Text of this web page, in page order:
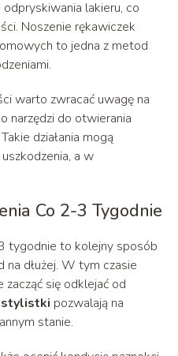
lakieru, co
Noszenie rękawiczek
to jedna z metod
warto zwracać uwagę na
narzędzi do otwierania
działania mogą
a w
Co 2-3 Tygodnie
tygodnie to kolejny sposób
na dłużej. W tym czasie
zacząć się odklejać od
stylistki pozwalają na
stanie.